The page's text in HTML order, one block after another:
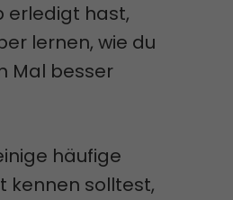
erledigt hast,
lernen, wie du
Mal besser
häufige
kennen solltest,